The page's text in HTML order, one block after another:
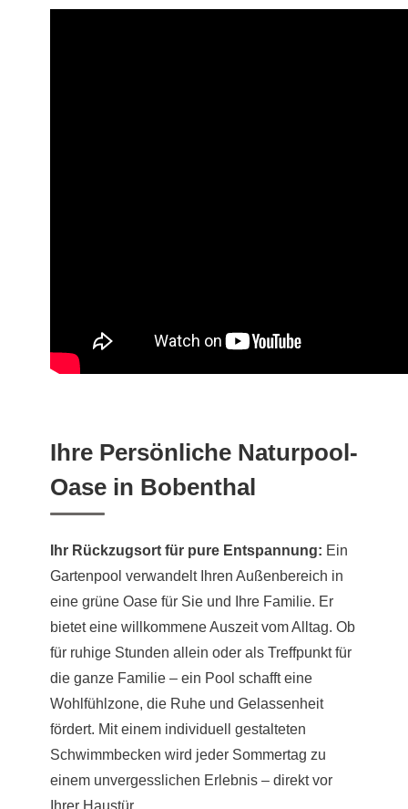
Ihre Persönliche Naturpool-
Oase in Bobenthal
Ihr Rückzugsort für pure Entspannung: Ein
Gartenpool verwandelt Ihren Außenbereich in
eine grüne Oase für Sie und Ihre Familie. Er
bietet eine willkommene Auszeit vom Alltag. Ob
für ruhige Stunden allein oder als Treffpunkt für
die ganze Familie – ein Pool schafft eine
Wohlfühlzone, die Ruhe und Gelassenheit
fördert. Mit einem individuell gestalteten
Schwimmbecken wird jeder Sommertag zu
einem unvergesslichen Erlebnis – direkt vor